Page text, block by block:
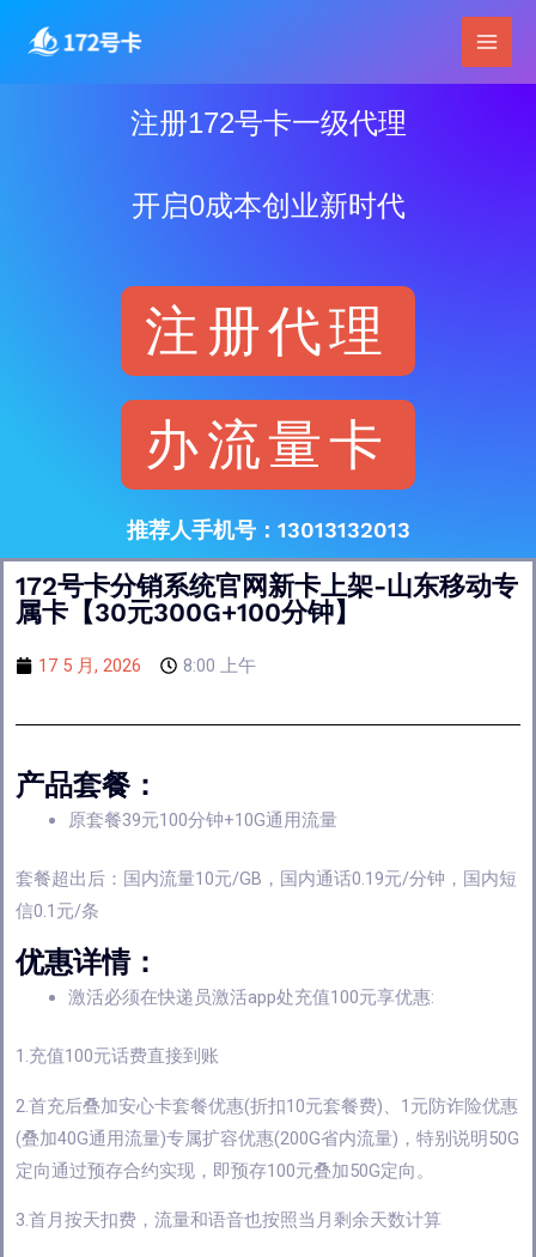
内
Main
注册172号卡一级代理
开启0成本创业新时代
注册代理
办流量卡
推荐人手机号：13013132013
172号卡分销系统官网新卡上架-山东移动专
属卡【30元300G+100分钟】
17 5 月, 2026 8:00 上午
产品套餐：
原套餐39元100分钟+10G通用流量
套餐超出后：国内流量10元/GB，国内通话0.19元/分钟，国内短
信0.1元/条
优惠详情：
激活必须在快递员激活app处充值100元享优惠:
1.充值100元话费直接到账
2.首充后叠加安心卡套餐优惠(折扣10元套餐费)、1元防诈险优惠
(叠加40G通用流量)专属扩容优惠(200G省内流量)，特别说明50G
定向通过预存合约实现，即预存100元叠加50G定向。
3.首月按天扣费，流量和语音也按照当月剩余天数计算